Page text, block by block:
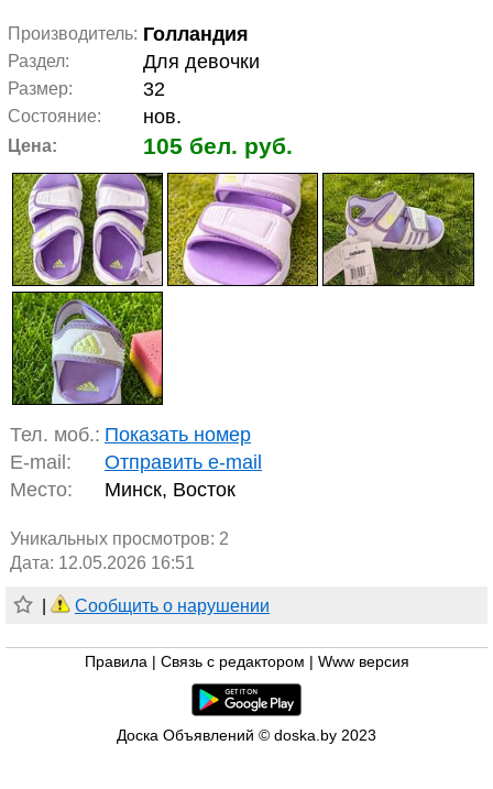
Производитель: Голландия
Раздел: Для девочки
Размер: 32
Состояние: нов.
Цена: 105 бел. руб.
Тел. моб.: Показать номер
E-mail:
Отправить e-mail
Место:
Минск, Восток
Уникальных просмотров: 2
Дата: 12.05.2026 16:51
Сообщить о нарушении
Правила Связь с редактором Www версия
Доска Объявлений © doska.by 2023